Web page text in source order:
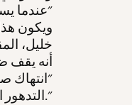
"عندما
ويكون
خليل،
أنه يقف
"انتهاك
التدهور السريع في مصداقية نظام الهجرة الأمريكي بأكمله."